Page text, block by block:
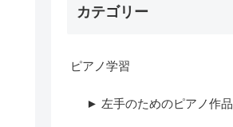
カテゴリー
ピアノ学習
► 左手のためのピアノ作品